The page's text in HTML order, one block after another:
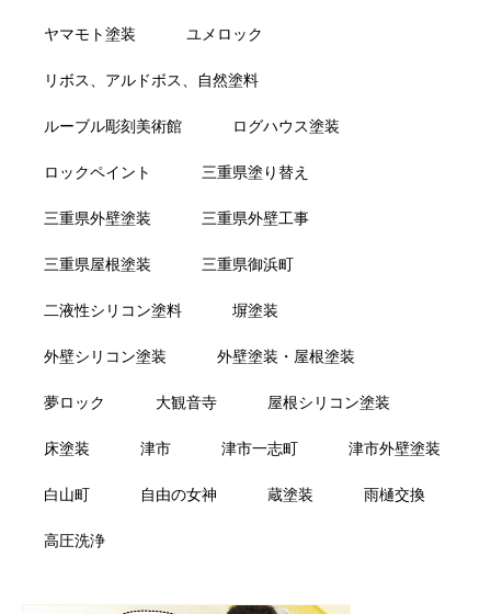
ヤマモト塗装 ユメロック
リボス、アルドボス、自然塗料
ルーブル彫刻美術館 ログハウス塗装
ロックペイント 三重県塗り替え
三重県外壁塗装 三重県外壁工事
三重県屋根塗装 三重県御浜町
二液性シリコン塗料 塀塗装
外壁シリコン塗装 外壁塗装・屋根塗装
夢ロック 大観音寺 屋根シリコン塗装
床塗装 津市 津市一志町 津市外壁塗装
白山町 自由の女神 蔵塗装 雨樋交換
高圧洗浄